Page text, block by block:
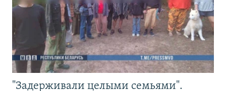
"Задерживали целыми семьями".